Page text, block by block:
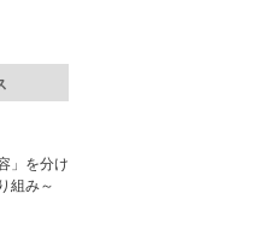
」を分け
組み～